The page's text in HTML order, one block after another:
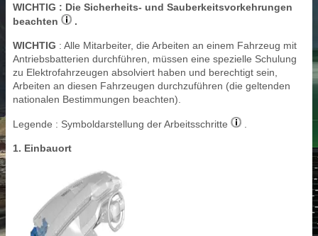
WICHTIG : Die Sicherheits- und Sauberkeitsvorkehrungen
beachten
.
WICHTIG : Alle Mitarbeiter, die Arbeiten an einem Fahrzeug mit
Antriebsbatterien durchführen, müssen eine spezielle Schulung
zu Elektrofahrzeugen absolviert haben und berechtigt sein,
Arbeiten an diesen Fahrzeugen durchzuführen (die geltenden
nationalen Bestimmungen beachten).
Legende : Symboldarstellung der Arbeitsschritte
1. Einbauort